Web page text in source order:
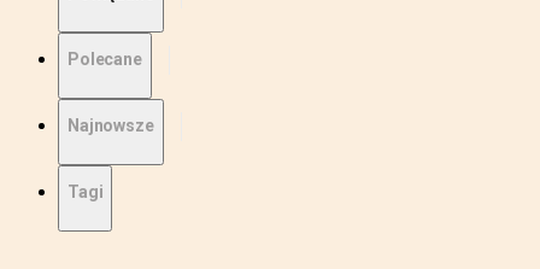
Polecane
Najnowsze
Tagi